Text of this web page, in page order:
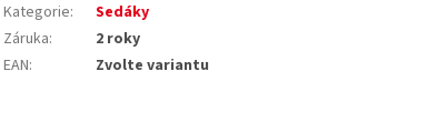
Kategorie:
Sedáky
Záruka:
2 roky
EAN: Zvolte variantu